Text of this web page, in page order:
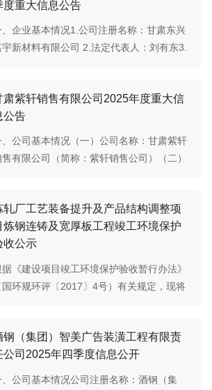
度重大信息公告
、企业基本情况1.公司注册名称：甘肃东兴
宇新材料有限公司 2.法定代表人：刘有东3.
延加工；有色金属铸造；有色金属合金销
肃紫轩销售有限公司2025年度重大信
公告
、公司基本情况（一）公司名称：甘肃紫轩
售有限公司（简称：紫轩销售公司）（二）
峪关市胜利南路1029号邮编：735100 电话
轧厂工艺装备提升及产品结构调整项
炼钢连铸及宽厚板工程竣工环境保护
收公示
据《建设项目竣工环境保护验收暂行办法》
国环规环评〔2017〕4号）有关规定，现将
》公示如下：项目名称：炼轧厂工艺装备提
钢（集团）智美广告装潢工程有限责
公司2025年四季度信息公开
、公司基本情况公司注册名称：酒钢（集